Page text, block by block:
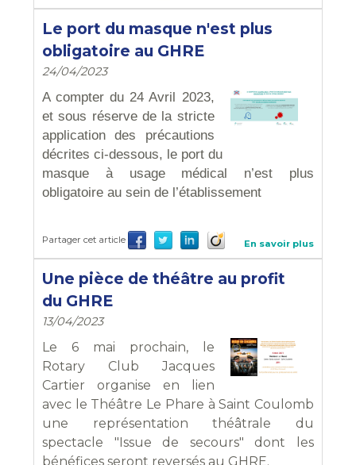
Le port du masque n'est plus
obligatoire au GHRE
24/04/2023
A compter du 24 Avril 2023,
et sous réserve de la stricte
application des précautions
décrites ci-dessous, le port du
masque à usage médical n’est plus
obligatoire au sein de l’établissement
Partager cet article En savoir plus
Une pièce de théâtre au profit
du GHRE
13/04/2023
Le 6 mai prochain, le
Rotary Club Jacques
Cartier organise en lien
avec le Théâtre Le Phare à Saint Coulomb
une représentation théâtrale du
spectacle "Issue de secours" dont les
bénéfices seront reversés au GHRE.